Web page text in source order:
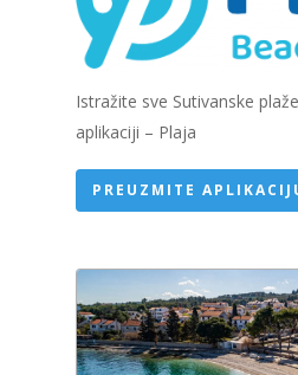
Istražite sve Sutivanske
aplikaciji – Plaja
PREUZMITE